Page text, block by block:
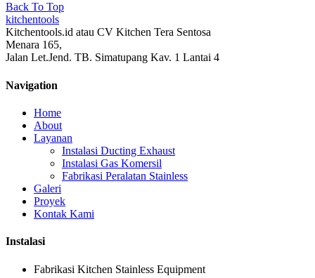
Back To Top
kitchentools
Kitchentools.id atau CV Kitchen Tera Sentosa
Menara 165,
Jalan Let.Jend. TB. Simatupang Kav. 1 Lantai 4
Navigation
Home
About
Layanan
Instalasi Ducting Exhaust
Instalasi Gas Komersil
Fabrikasi Peralatan Stainless
Galeri
Proyek
Kontak Kami
Instalasi
Fabrikasi Kitchen Stainless Equipment